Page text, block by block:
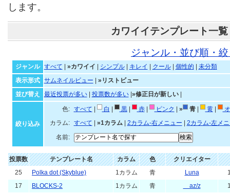
します。
カワイイテンプレート一覧
ジャンル・並び順・
ジャンル すべて »カワイイ シンプル| キレイ クール| 個性的
未分類
表示形式
サムネイルビュー
»リストビュー
並び替え
最近投票が多い| 投票数が多い| »修正日が新しい|
絞り込み
色: すべて 白 黒| 赤| ピンク » 青| 黄|
カラム:
すべて »1カラム| 2カラム-右メニュー
2カラム-左メ
名前:
投票数 テンプレート名 カラム 色
クリエイター
25
Polka dot (Skyblue) 1カラム 青 Luna
17
BLOCKS-2 1カラム 青 az/z